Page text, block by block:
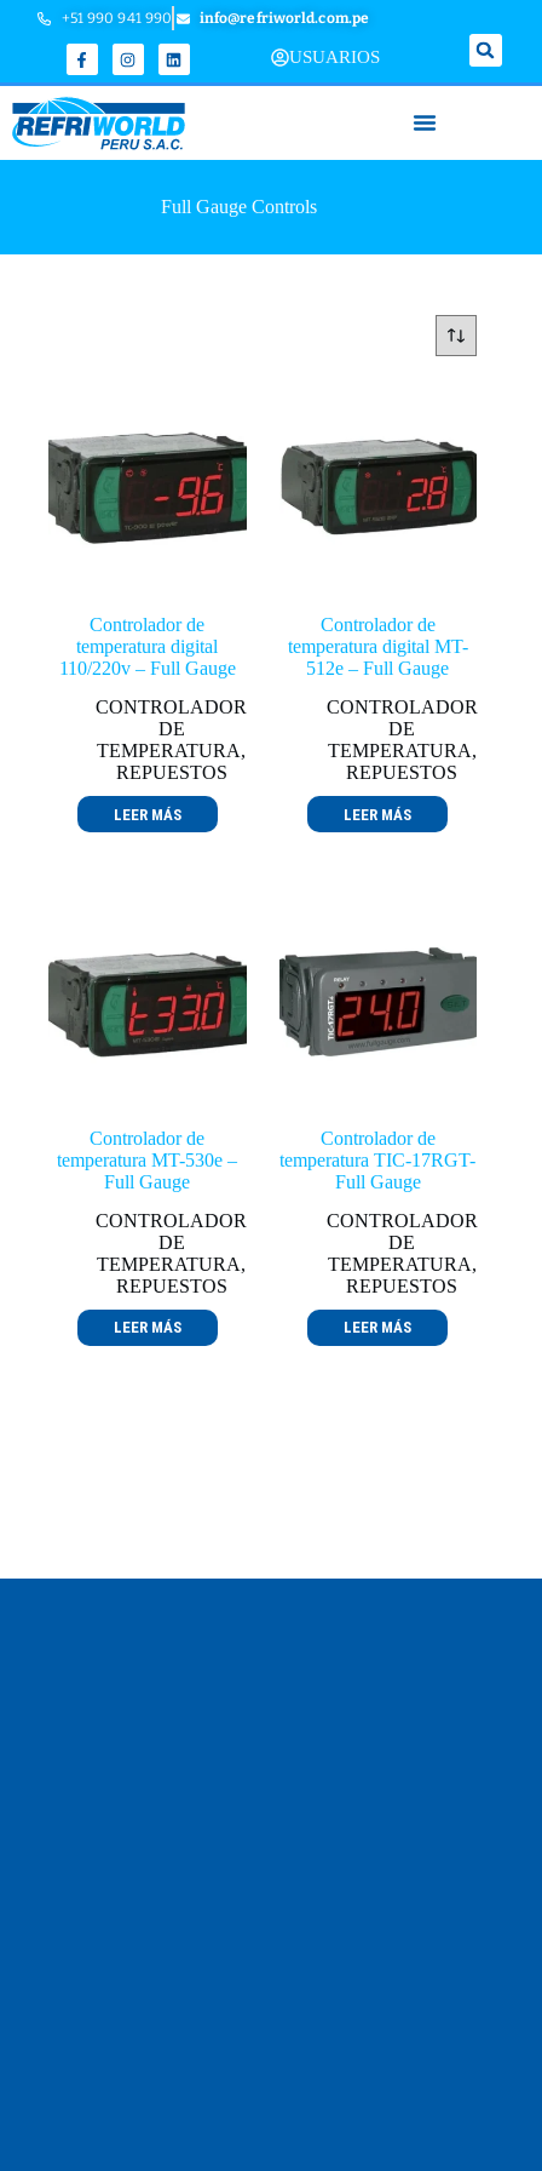
+51 990 941 990 info@refriworld.com.pe
USUARIOS
Full Gauge Controls
Controlador de
temperatura digital
110/220v – Full Gauge
CONTROLADOR
DE
TEMPERATURA,
REPUESTOS
LEER MÁS
Controlador de
temperatura digital MT-
512e – Full Gauge
CONTROLADOR
DE
TEMPERATURA,
REPUESTOS
LEER MÁS
Controlador de
temperatura MT-530e –
Full Gauge
CONTROLADOR
DE
TEMPERATURA,
REPUESTOS
LEER MÁS
Controlador de
temperatura TIC-17RGT-
Full Gauge
CONTROLADOR
DE
TEMPERATURA,
REPUESTOS
LEER MÁS